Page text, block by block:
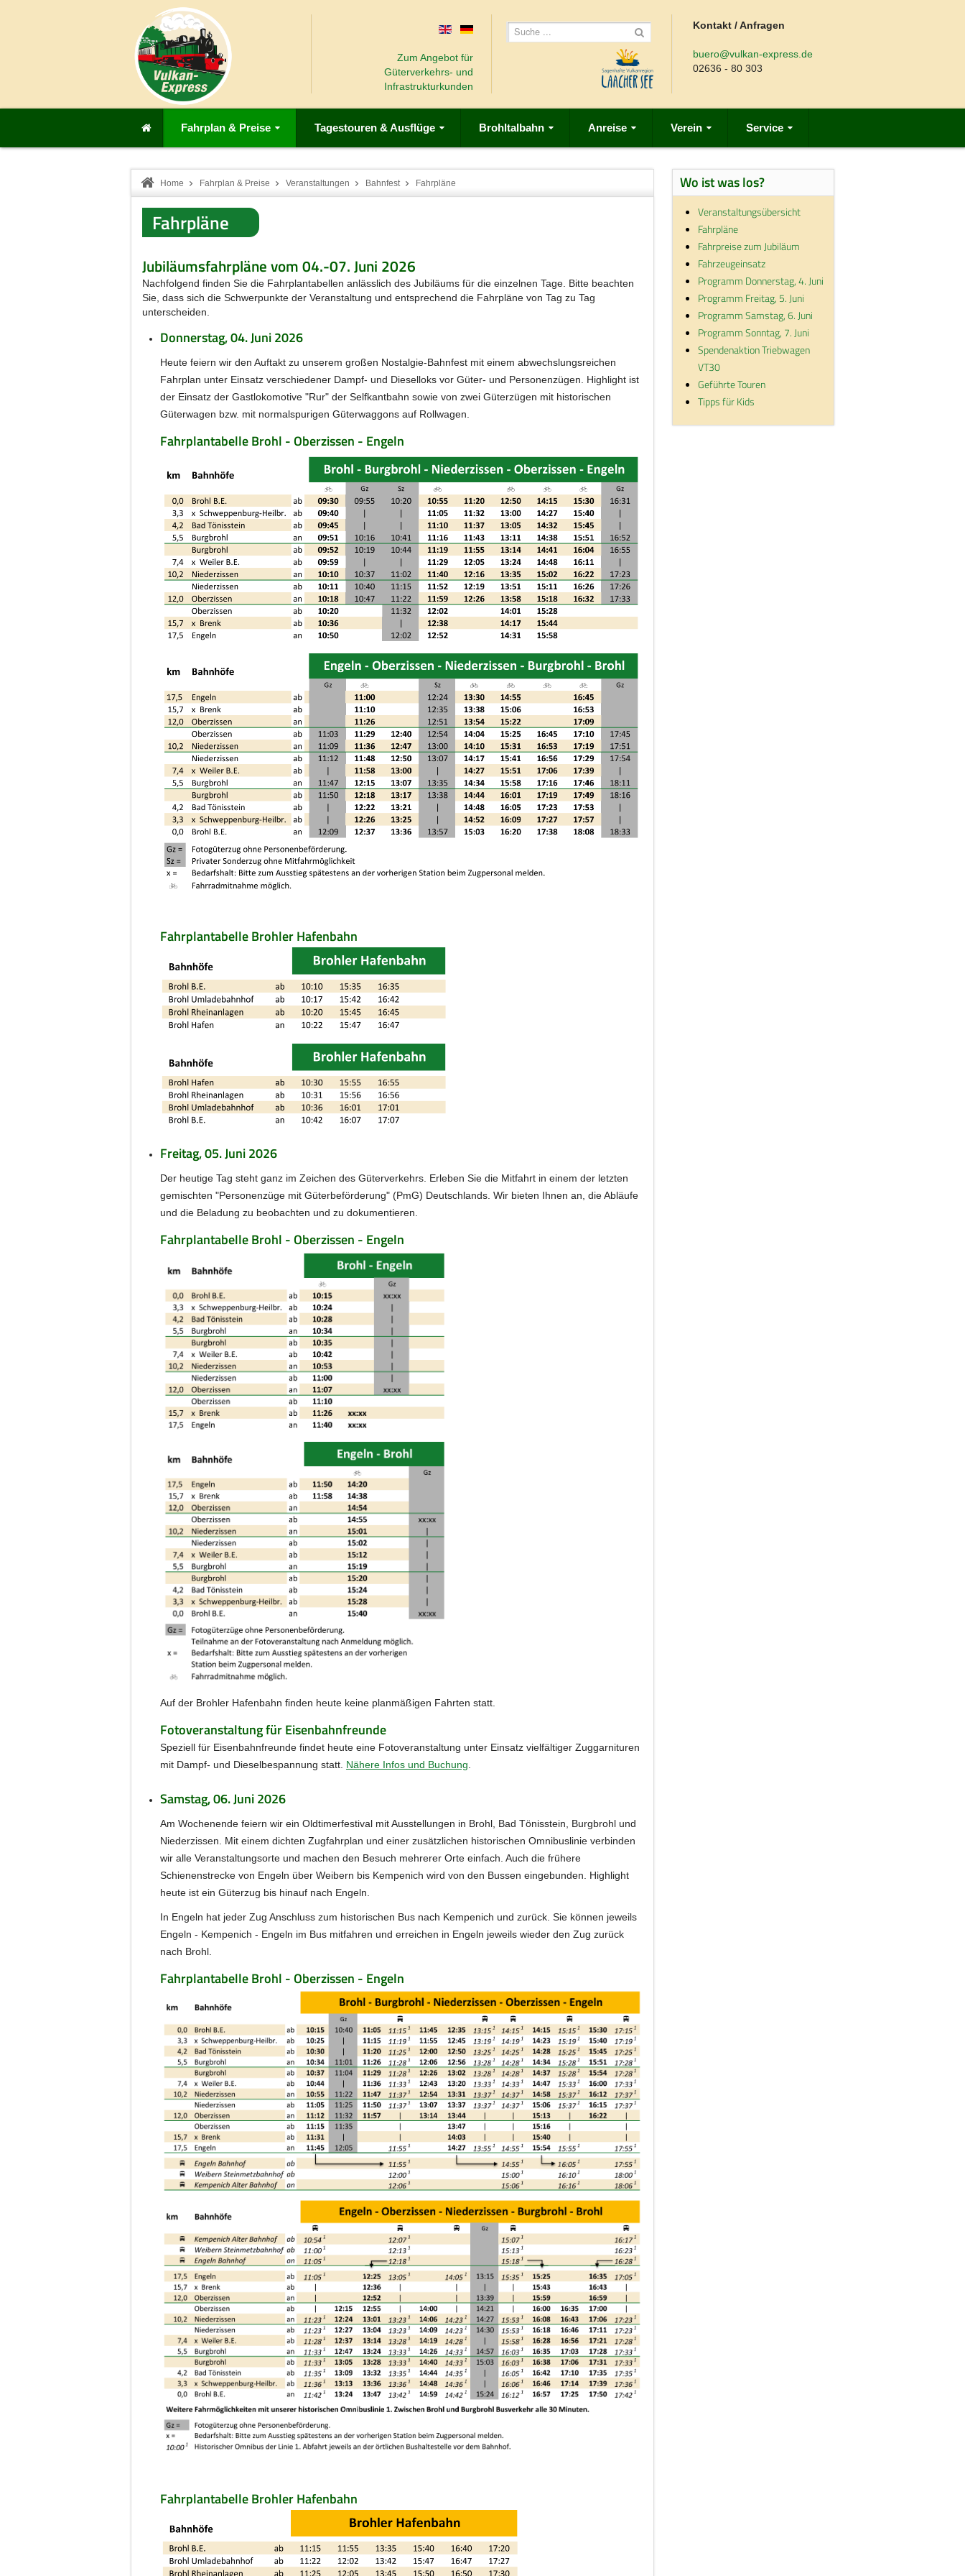
Zum Angebot für
Güterverkehrs- und
Infrastrukturkunden
Kontakt / Anfragen
buero@vulkan-express.de
02636 - 80 303
Fahrplan & Preise Tagestouren & Ausflüge Brohltalbahn Anreise Verein Service
Home Fahrplan & Preise Veranstaltungen Bahnfest Fahrpläne
Fahrpläne
Jubiläumsfahrpläne vom 04.-07. Juni 2026
Nachfolgend finden Sie die Fahrplantabellen anlässlich des Jubiläums für die einzelnen Tage. Bitte beachten
Sie, dass sich die Schwerpunkte der Veranstaltung und entsprechend die Fahrpläne von Tag zu Tag
unterscheiden.
Donnerstag, 04. Juni 2026
Heute feiern wir den Auftakt zu unserem großen Nostalgie-Bahnfest mit einem abwechslungsreichen
Fahrplan unter Einsatz verschiedener Dampf- und Dieselloks vor Güter- und Personenzügen. Highlight ist
der Einsatz der Gastlokomotive "Rur" der Selfkantbahn sowie von zwei Güterzügen mit historischen
Güterwagen bzw. mit normalspurigen Güterwaggons auf Rollwagen.
Fahrplantabelle Brohl - Oberzissen - Engeln
Fahrplantabelle Brohler Hafenbahn
Freitag, 05. Juni 2026
Der heutige Tag steht ganz im Zeichen des Güterverkehrs. Erleben Sie die Mitfahrt in einem der letzten
gemischten "Personenzüge mit Güterbeförderung" (PmG) Deutschlands. Wir bieten Ihnen an, die Abläufe
und die Beladung zu beobachten und zu dokumentieren.
Fahrplantabelle Brohl - Oberzissen - Engeln
Auf der Brohler Hafenbahn finden heute keine planmäßigen Fahrten statt.
Fotoveranstaltung für Eisenbahnfreunde
Speziell für Eisenbahnfreunde findet heute eine Fotoveranstaltung unter Einsatz vielfältiger Zuggarnituren
mit Dampf- und Dieselbespannung statt. Nähere Infos und Buchung
Samstag, 06. Juni 2026
Am Wochenende feiern wir ein Oldtimerfestival mit Ausstellungen in Brohl, Bad Tönisstein, Burgbrohl und
Niederzissen. Mit einem dichten Zugfahrplan und einer zusätzlichen historischen Omnibuslinie verbinden
wir alle Veranstaltungsorte und machen den Besuch mehrerer Orte einfach. Auch die frühere
Schienenstrecke von Engeln über Weibern bis Kempenich wird von den Bussen eingebunden. Highlight
heute ist ein Güterzug bis hinauf nach Engeln.
In Engeln hat jeder Zug Anschluss zum historischen Bus nach Kempenich und zurück. Sie können jeweils
Engeln - Kempenich - Engeln im Bus mitfahren und erreichen in Engeln jeweils wieder den Zug zurück
nach Brohl.
Fahrplantabelle Brohl - Oberzissen - Engeln
Fahrplantabelle Brohler Hafenbahn
Wo ist was los?
Veranstaltungsübersicht
Fahrpläne
Fahrpreise zum Jubiläum
Fahrzeugeinsatz
Programm Donnerstag, 4. Juni
Programm Freitag, 5. Juni
Programm Samstag, 6. Juni
Programm Sonntag, 7. Juni
Spendenaktion Triebwagen
VT30
Geführte Touren
Tipps für Kids